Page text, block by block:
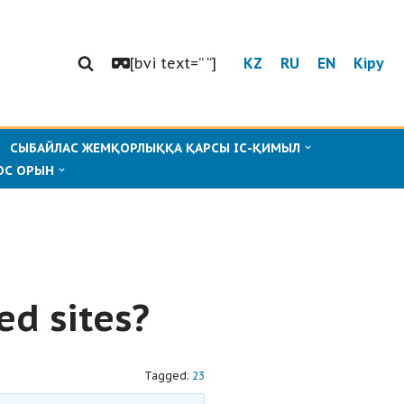
[bvi text=” “] KZ RU EN Кіру
СЫБАЙЛАС ЖЕМҚОРЛЫҚҚА ҚАРСЫ ІС-ҚИМЫЛ
ОРЫН
sites?
Tagged: 23